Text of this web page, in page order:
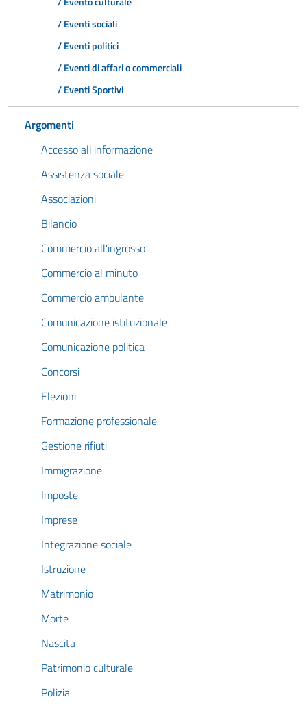
/ Eventi sociali
/ Eventi politici
/ Eventi di affari o commerciali
/ Eventi Sportivi
Argomenti
Accesso all'informazione
Assistenza sociale
Associazioni
Bilancio
Commercio all'ingrosso
Commercio al minuto
Commercio ambulante
Comunicazione istituzionale
Comunicazione politica
Concorsi
Elezioni
Formazione professionale
Gestione rifiuti
Immigrazione
Imposte
Imprese
Integrazione sociale
Istruzione
Matrimonio
Morte
Nascita
Patrimonio culturale
Polizia